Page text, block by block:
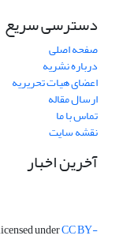
دسترسی سریع
صفحه اصلی
درباره نشریه
اعضای هیات تحریریه
ارسال مقاله
تماس با ما
نقشه سایت
آخرین اخبار
underCC BY-